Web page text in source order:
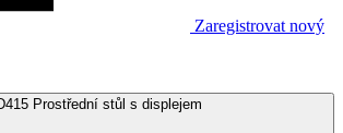
Zaregistrovat nový
Prostřední stůl s displejem